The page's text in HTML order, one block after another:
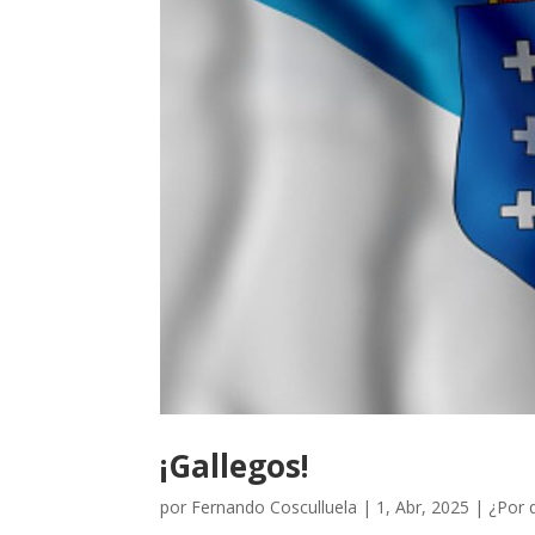
¡Gallegos!
por Fernando Cosculluela | 1, Abr, 2025 | ¿Por